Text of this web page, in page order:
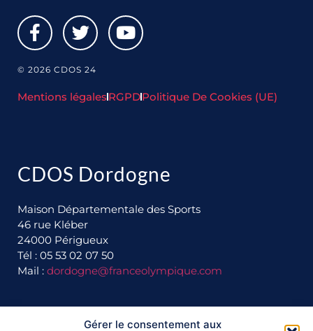
Gérer le consentement aux
© 2026 CDOS 24
Mentions légales RGPDPolitique De Cookies (UE)
CDOS Dordogne
Maison Départementale des Sports
46 rue Kléber
24000 Périgueux
Tél : 05 53 02 07 50
Mail : dordogne@franceolympique.com
Ils nous soutiennent :